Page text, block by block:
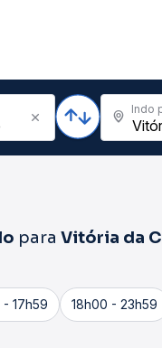
Indo
para Vitória da
- 17h59 18h00 - 23h59